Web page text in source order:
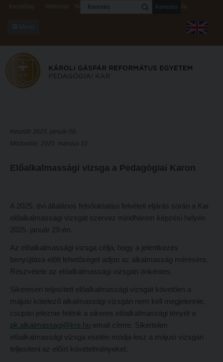
KARUNKRÓL
Dékáni Hivatal
Bizottságok
Hitélet
Intézetek
Gyakorlati és Továbbképzési Intézet
Minőségbiztosítás
Oktatóink
Határozatok
Nemzetközi mobilitás
Történeti áttekintés
Hasznos linkek
Kezdőlap Webmail Neptun Digitális rendszerek Kapcsolat
Keresés
KARUNKRÓL
Bizottságok
Hitélet
Intézetek
Hittanoktató- és Kántorképző Intézet
Gyakorlati és Továbbképzési Intézet
Minőségbiztosítás
Oktatóink
Szabályzatok
Készült: 2025. január 08.
Módosítás: 2025. március 10.
Előalkalmassági vizsga a Pedagógiai Karon
A 2025. évi általános felsőoktatási felvételi eljárás során a Kar
előalkalmassági vizsgát szervez mindhárom képzési helyén
2025. január 29-én.
Az előalkalmassági vizsga célja, hogy a jelentkezés
benyújtása előtt lehetőséget adjon az alkalmasság mérésére.
Részvétele az előalkalmassági vizsgán önkéntes.
Sikeresen teljesített előalkalmassági vizsgát követően a
májusi kötelező alkalmassági vizsgán nem kell megjelennie,
csupán jeleznie felénk a sikeres előalkalmassági tényét a
pk.alkalmassagi@kre.hu email címre. Sikertelen
előalkalmassági vizsga esetén módja lesz a májusi vizsgán
teljesíteni az előírt követelményeket.